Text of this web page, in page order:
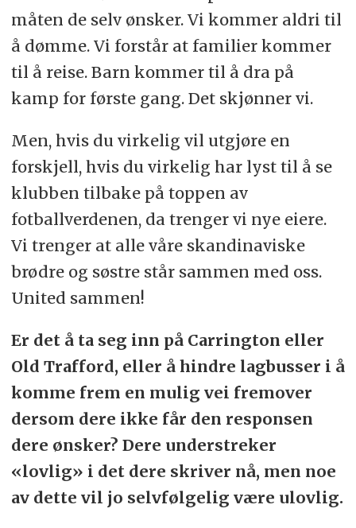
måten de selv ønsker. Vi kommer aldri til
å dømme. Vi forstår at familier kommer
til å reise. Barn kommer til å dra på
kamp for første gang. Det skjønner vi.
Men, hvis du virkelig vil utgjøre en
forskjell, hvis du virkelig har lyst til å se
klubben tilbake på toppen av
fotballverdenen, da trenger vi nye eiere.
Vi trenger at alle våre skandinaviske
brødre og søstre står sammen med oss.
United sammen!
Er det å ta seg inn på Carrington eller
Old Trafford, eller å hindre lagbusser i å
komme frem en mulig vei fremover
dersom dere ikke får den responsen
dere ønsker? Dere understreker
«lovlig» i det dere skriver nå, men noe
av dette vil jo selvfølgelig være ulovlig.